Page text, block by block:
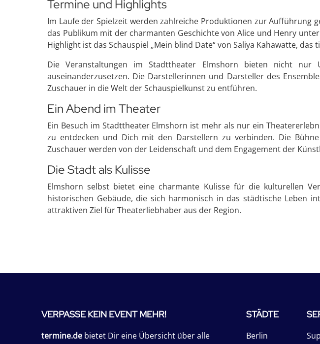
Termine und Highlights
Im Laufe der Spielzeit werden zahlreiche Produktionen zur Aufführung
das Publikum mit der charmanten Geschichte von Alice und Henry
Highlight ist das Schauspiel „Mein blind Date“ von Saliya Kahawatte,
Die Veranstaltungen im Stadttheater Elmshorn bieten nicht
auseinanderzusetzen. Die Darstellerinnen und Darsteller des
Zuschauer in die Welt der Schauspielkunst zu entführen.
Ein Abend im Theater
Ein Besuch im Stadttheater Elmshorn ist mehr als nur ein
zu entdecken und Dich mit den Darstellern zu verbinden. Die
Zuschauer werden von der Leidenschaft und dem Engagement der
Die Stadt als Kulisse
Elmshorn selbst bietet eine charmante Kulisse für die kulturellen
historischen Gebäude, die sich harmonisch in das städtische Leben
attraktiven Ziel für Theaterliebhaber aus der Region.
VERPASSE KEIN EVENT MEHR!
termine.de bietet Dir eine Übersicht über alle
STÄDTE
Berlin